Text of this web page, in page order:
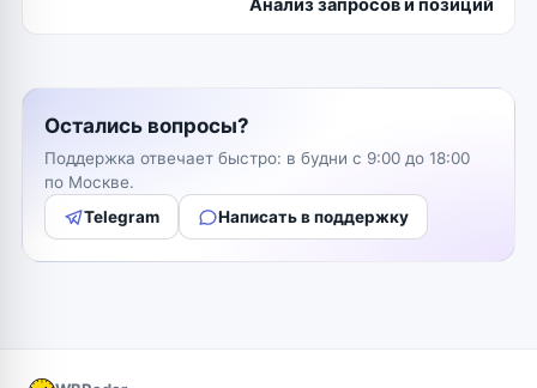
Анализ запросов и позиций
Остались вопросы?
Поддержка отвечает быстро: в будни с 9:00 до 18:00
по Москве.
Telegram
Написать в поддержку